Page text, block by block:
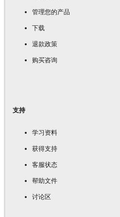
管理您的产品
下载
退款政策
购买咨询
支持
学习资料
获得支持
客服状态
帮助文件
讨论区